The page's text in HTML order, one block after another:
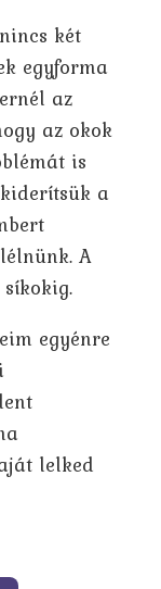
két
egyforma
az
az okok
is
a
A
egyénre
lelked